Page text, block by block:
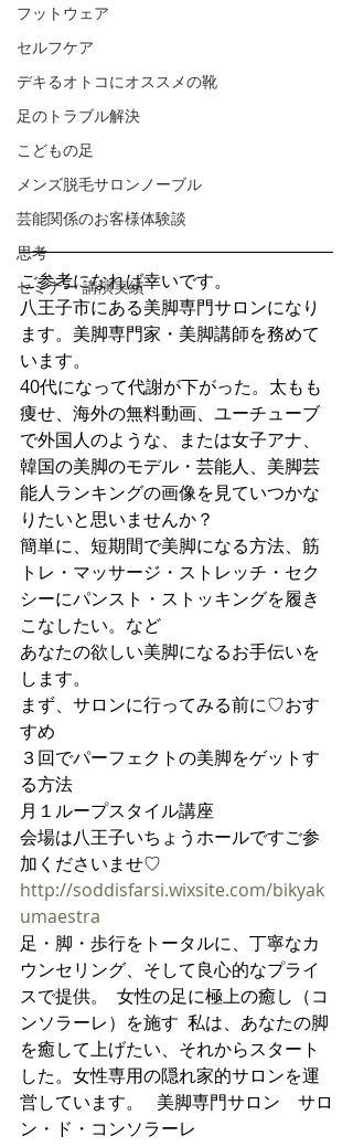
フットウェア
セルフケア
デキるオトコにオススメの靴
足のトラブル解決
こどもの足
メンズ脱毛サロンノーブル
芸能関係のお客様体験談
思考
セミナー 講演実績
ご参考になれば幸いです。
八王子市にある美脚専門サロンになり
ます。美脚専門家・美脚講師を務めて
います。
40代になって代謝が下がった。太もも
痩せ、海外の無料動画、ユーチューブ
で外国人のような、または女子アナ、
韓国の美脚のモデル・芸能人、美脚芸
能人ランキングの画像を見ていつかな
りたいと思いませんか？
簡単に、短期間で美脚になる方法、筋
トレ・マッサージ・ストレッチ・セク
シーにパンスト・ストッキングを履き
こなしたい。など
あなたの欲しい美脚になるお手伝いを
します。
まず、サロンに行ってみる前に♡おす
すめ
３回でパーフェクトの美脚をゲットす
る方法
月１ループスタイル講座
会場は八王子いちょうホールですご参
加くださいませ♡
http://soddisfarsi.wixsite.com/bikyak
umaestra
足・脚・歩行をトータルに、丁寧なカ
ウンセリング、そして良心的なプライ
スで提供。  女性の足に極上の癒し（コ
ンソラーレ）を施す  私は、あなたの脚
を癒して上げたい、それからスタート
した。女性専用の隠れ家的サロンを運
営しています。   美脚専門サロン　サロ
ン・ド・コンソラーレ